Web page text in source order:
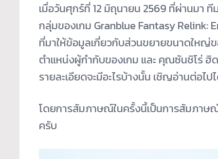
เมื่อวันศุกร์ที่ 12 มิถุนายน 2569 ที่ผ่านมา
กลุ่มของเกม Granblue Fantasy Relink:
ที่มาให้ข้อมูลเกี่ยวกับส่วนขยายขนาดใหญ่
ตำแหน่งผู้กำกับของเกม และ คุณซันชิโร่ ฮิ
รายละเอียดจะมีอะไรบ้างนั้น เชิญอ่านต่อไป
โดยการสัมภาษณ์ในครั้งนี้เป็นการสัมภาษ
ครับ